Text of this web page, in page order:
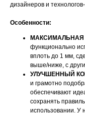
дизайнеров и
Особенности:
МАКСИМАЛЬНАЯ
функционально
вплоть до 1 мм,
выше/ниже, с
УЛУЧШЕННЫЙ
и грамотно
обеспечивают
сохранять
использовании. У